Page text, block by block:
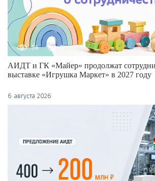
56 0
АИДТ и ГК «Майер» продолжат
выставке «Игрушка Маркет» в 2027 году
6 августа 2026